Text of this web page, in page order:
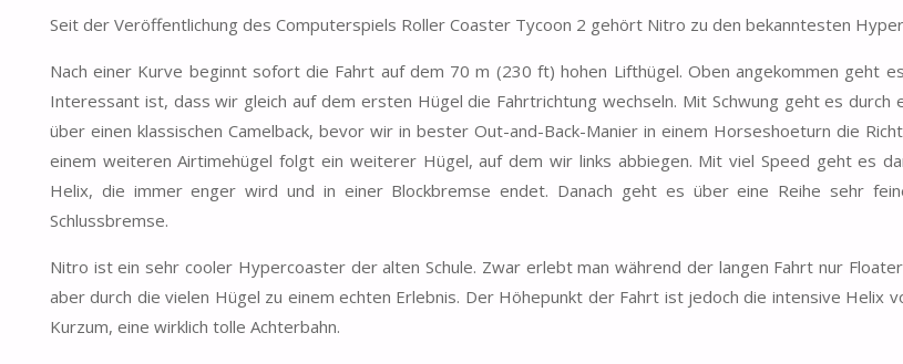
Seit der Veröffentlichung des Computerspiels Roller Coaster Tycoon 2 gehört Nitro zu den bekanntesten
Nach einer Kurve beginnt sofort die Fahrt auf dem 70 m (230 ft) hohen Lifthügel. Oben angekommen geht
Interessant ist, dass wir gleich auf dem ersten Hügel die Fahrtrichtung wechseln. Mit Schwung geht es durch
über einen klassischen Camelback, bevor wir in bester Out-and-Back-Manier in einem Horseshoeturn die
einem weiteren Airtimehügel folgt ein weiterer Hügel, auf dem wir links abbiegen. Mit viel Speed geht es
Helix, die immer enger wird und in einer Blockbremse endet. Danach geht es über eine Reihe sehr
Schlussbremse.
Nitro ist ein sehr cooler Hypercoaster der alten Schule. Zwar erlebt man während der langen Fahrt nur
aber durch die vielen Hügel zu einem echten Erlebnis. Der Höhepunkt der Fahrt ist jedoch die intensive Helix
Kurzum, eine wirklich tolle Achterbahn.